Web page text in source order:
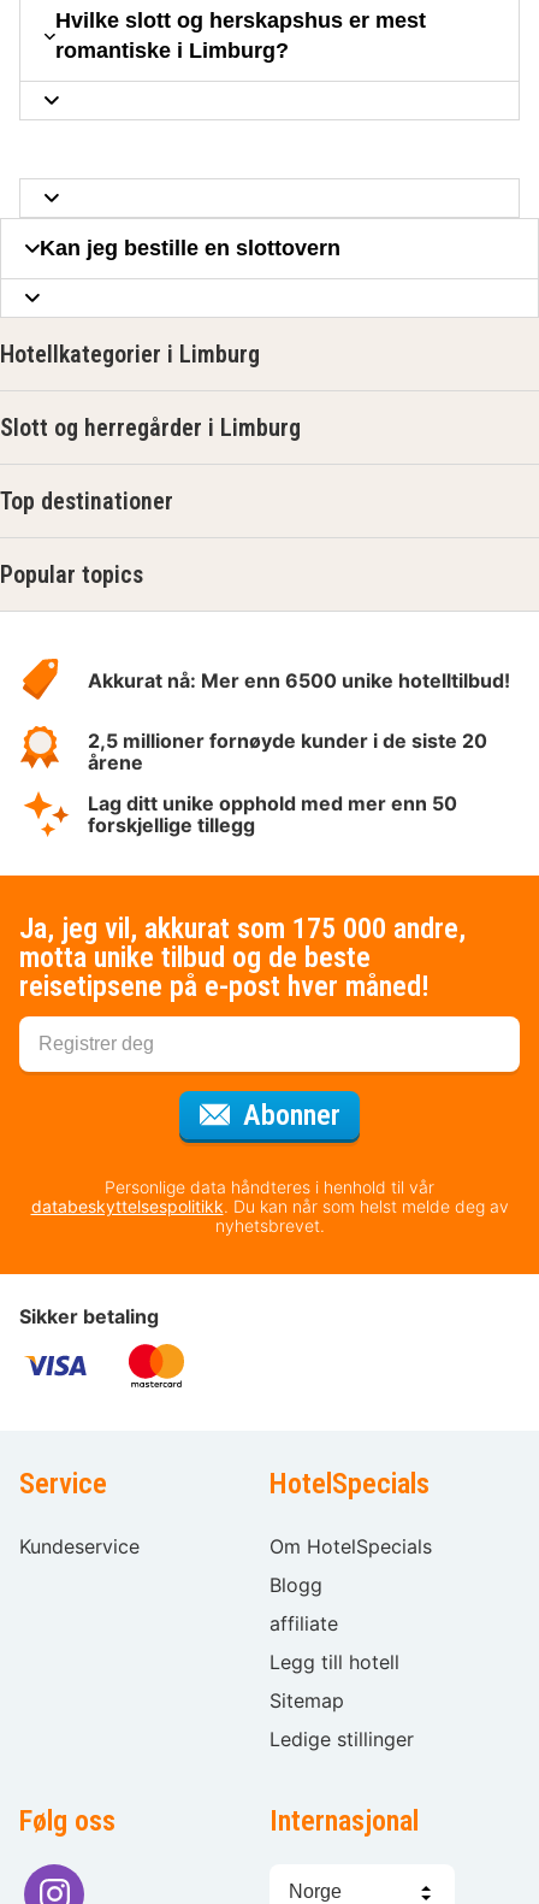
Hvilke slott og herskapshus er mest
romantiske i Limburg?
Kan jeg bestille en slottovern
Hotellkategorier i Limburg
Slott og herregårder i Limburg
Top destinationer
Popular topics
Hotelspecials
Akkurat nå: Mer enn 6500 unike hotelltilbud!
2,5 millioner fornøyde kunder i de siste 20
årene
Lag ditt unike opphold med mer enn 50
forskjellige tillegg
Ja, jeg vil, akkurat som 175 000 andre,
motta unike tilbud og de beste
reisetipsene på e-post hver måned!
Abonner
Personlige data håndteres i henhold til vår
databeskyttelsespolitikk. Du kan når som helst melde deg av
nyhetsbrevet.
Sikker betaling
Service
Kundeservice
HotelSpecials
Om HotelSpecials
Blogg
affiliate
Legg till hotell
Sitemap
Ledige stillinger
Følg oss Internasjonal